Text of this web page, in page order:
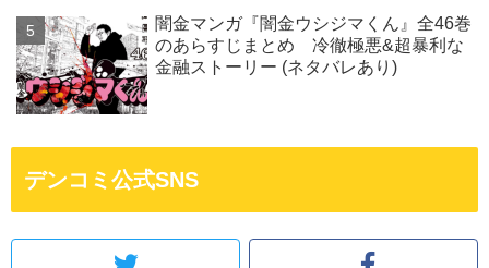
闇金マンガ『闇金ウシジマくん』全46巻
のあらすじまとめ 冷徹極悪&超暴利な
金融ストーリー (ネタバレあり)
デンコミ公式SNS